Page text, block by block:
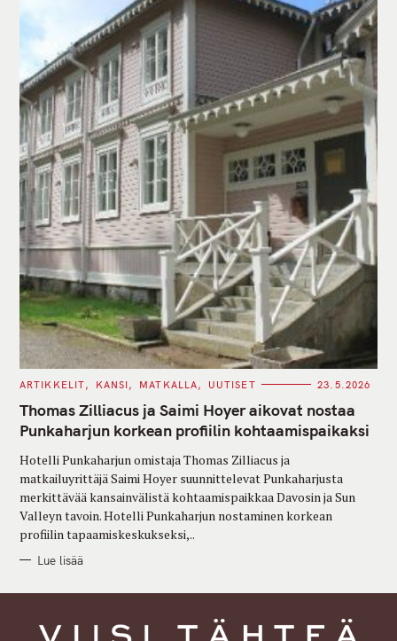
C
T
E
G
O
I
E
S
ARTIKKELIT KANSI MATKALLA UUTISET 23.5.2026
Thomas Zilliacus ja Saimi Hoyer aikovat nostaa
Punkaharjun korkean profiilin kohtaamispaikaksi
Hotelli Punkaharjun omistaja Thomas Zilliacus ja
matkailuyrittäjä Saimi Hoyer suunnittelevat Punkaharjusta
merkittävää kansainvälistä kohtaamispaikkaa Davosin ja Sun
Valleyn tavoin. Hotelli Punkaharjun nostaminen korkean
profiilin tapaamiskeskukseksi,..
Lue lisää